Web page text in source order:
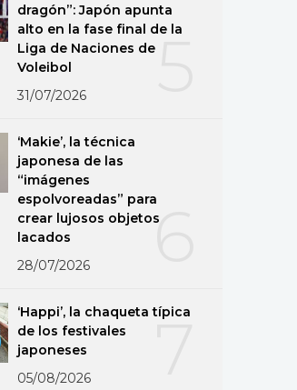
dragón”: Japón apunta
alto en la fase final de la
Liga de Naciones de
Voleibol
31/07/2026
6
‘Makie’, la técnica
japonesa de las
“imágenes
espolvoreadas” para
crear lujosos objetos
lacados
28/07/2026
7
‘Happi’, la chaqueta típica
de los festivales
japoneses
05/08/2026